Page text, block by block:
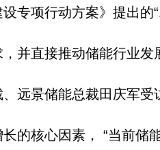
设专项行动方案》提出
并直接推动储能行业
远景储能总裁田庆军
的核心因素， “当前储